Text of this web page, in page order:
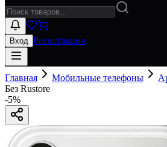
Вход Регистрация
Главная Мобильные телефоны
Без Rustore
-5%